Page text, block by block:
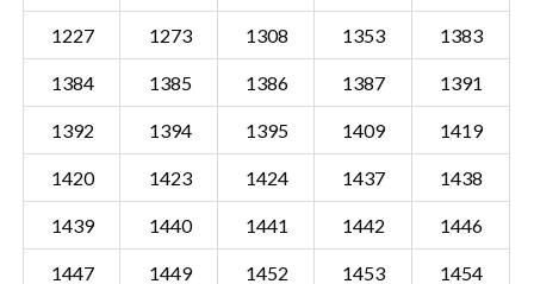
1227 1273 1308 1353 1383
1384 1385 1386 1387 1391
1392 1394 1395 1409 1419
1420 1423 1424 1437 1438
1439 1440 1441 1442 1446
1447 1449 1452 1453 1454
Sectie GTL02 B
Gemeente Oud en Nieuw Gastel
Details